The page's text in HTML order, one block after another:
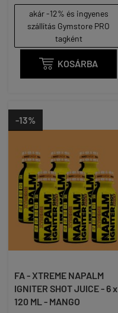
akár -12% és ingyenes
szállítás Gymstore PRO
tagként
 KOSÁRBA
-13%
FA - XTREME NAPALM
IGNITER SHOT JUICE - 6 x
120 ML - MANGO